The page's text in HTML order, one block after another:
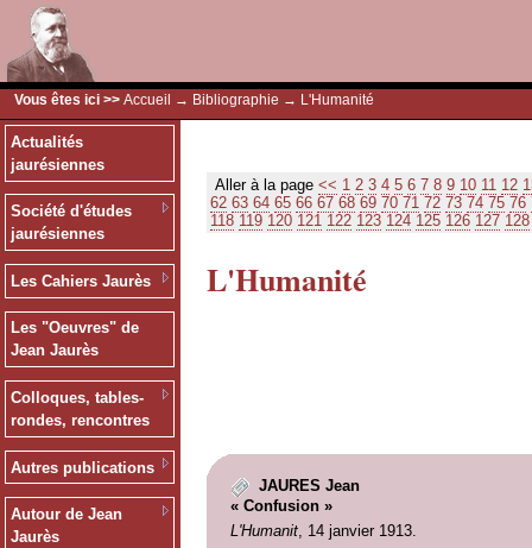
Vous êtes ici >> Accueil → Bibliographie → L'Humanité
Actualités
jaurésiennes
Société d'études
jaurésiennes
Les Cahiers Jaurès
Les "Oeuvres" de
Jean Jaurès
Colloques, tables-
rondes, rencontres
Autres publications
Autour de Jean
Jaurès
Aller à la page << 1 2 3 4 5 6 7 8 9 10 11 12
62 63 64 65 66 67 68 69 70 71 72 73 74 75 76
118 119 120 121 122 123 124 125 126 127 128
L'Humanité
JAURES Jean
« Confusion »
L'Humanit, 14 janvier 1913.